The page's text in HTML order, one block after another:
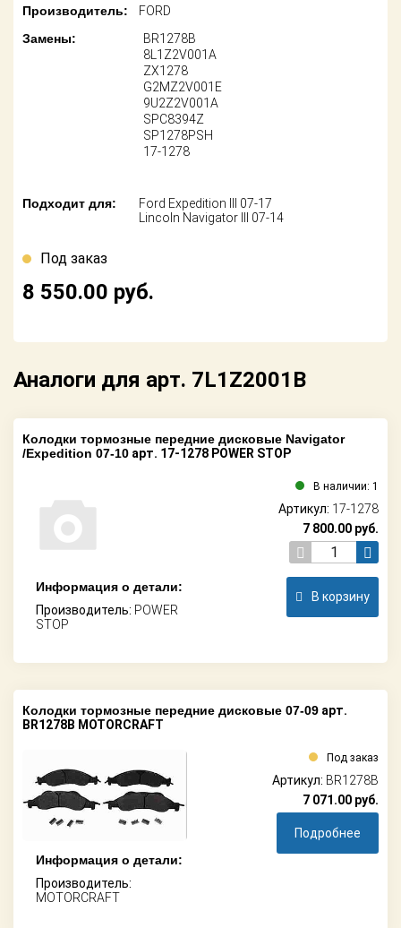
Контакты
Доставка
Новости
Производитель:
FORD
Замены:
BR1278B
8L1Z2V001A
ZX1278
G2MZ2V001E
9U2Z2V001A
SPC8394Z
SP1278PSH
17-1278
Подходит для:
Ford Expedition III 07-17
Lincoln Navigator III 07-14
Под заказ
8 550.00 руб.
Аналоги для арт. 7L1Z2001B
Колодки тормозные передние дисковые 07-09 арт.
BR1278B MOTORCRAFT
Информация о детали:
Производитель:
MOTORCRAFT
Под заказ
Артикул: BR1278B
7 071.00 руб.
Подробнее
Колодки тормозные передние дисковые Navigator
/Expedition 07-10 арт. 17-1278 POWER STOP
Информация о детали:
Производитель: POWER
STOP
В наличии: 1
Артикул: 17-1278
7 800.00 руб.
В корзину